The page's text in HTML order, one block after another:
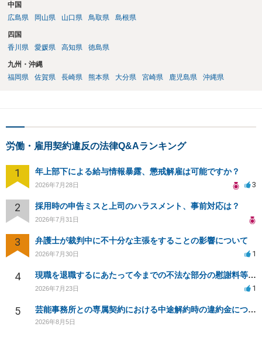
中国
広島県
岡山県 山口県 鳥取県 島根県
四国
香川県
愛媛県 高知県 徳島県
九州・沖縄
福岡県
佐賀県 長崎県 熊本県 大分県 宮崎県 鹿児島県 沖縄県
労働・雇用契約違反の法律Q&Aランキング
1 年上部下による給与情報暴露、懲戒解雇は可能ですか？
2026年7月28日 3
2 採用時の申告ミスと上司のハラスメント、事前対応は？
2026年7月31日
3 弁護士が裁判中に不十分な主張をすることの影響について
2026年7月30日 1
4 現職を退職するにあたって今までの不法な部分の慰謝料等は請求できるのか。
2026年7月23日 1
5 芸能事務所との専属契約における中途解約時の違約金について相談したいです
2026年8月5日